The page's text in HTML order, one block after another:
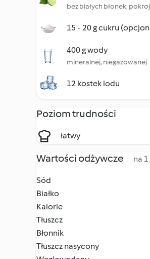
bez białych błonek,
15 - 20 g cukru
400 g wody
mineralnej, niegazowanej
12 kostek lodu
Poziom trudności
łatwy
Wartości odżywcze na
Sód
Białko
Kalorie
Tłuszcz
Błonnik
Tłuszcz nasycony